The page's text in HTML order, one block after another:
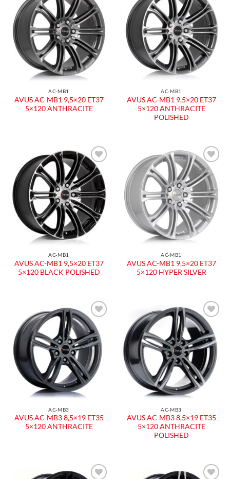
AC-MB1
AVUS AC-MB1 9,5×20 ET37
5×120 ANTHRACITE
AC-MB1
AVUS AC-MB1 9,5×20 ET37
5×120 ANTHRACITE
POLISHED
AC-MB1
AVUS AC-MB1 9,5×20 ET37
5×120 BLACK POLISHED
AC-MB1
AVUS AC-MB1 9,5×20 ET37
5×120 HYPER SILVER
AC-MB3
AVUS AC-MB3 8,5×19 ET35
5×120 ANTHRACITE
AC-MB3
AVUS AC-MB3 8,5×19 ET35
5×120 ANTHRACITE
POLISHED